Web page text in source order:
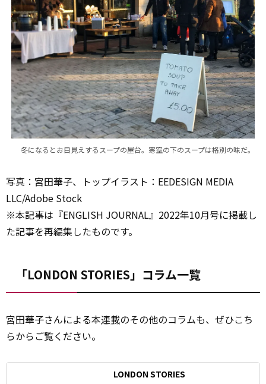
冬になるとお目見えするスープの屋台。寒空の下のスープは格別の味だ。
写真：宮田華子、トップイラスト：EEDESIGN MEDIA
LLC/Adobe Stock
※本記事は『ENGLISH JOURNAL』2022年10月号に掲載し
た記事を再編集したものです。
「LONDON STORIES」コラム一覧
宮田華子さんによる本連載のその他のコラムも、ぜひこち
らからご覧ください。
LONDON STORIES